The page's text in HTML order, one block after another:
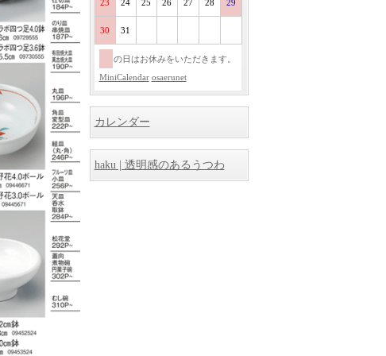
23 24 25 26 27 28 29
30 31
の日はお休みをいただきます。
MiniCalendar osaerunet
カレンダー
haku | 透明感のあるうつわ